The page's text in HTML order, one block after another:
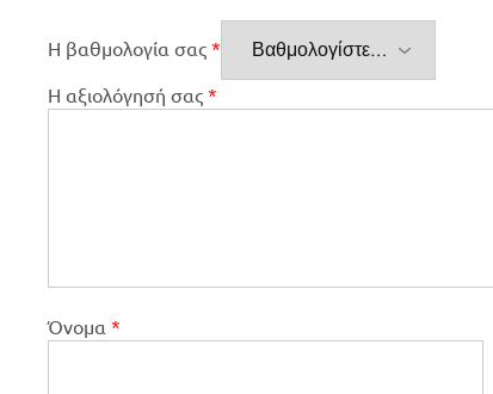
Η βαθμολογία σας *
Η αξιολόγησή σας *
Όνομα *